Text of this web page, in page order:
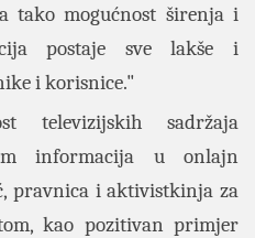
tako mogućnost širenja i
postaje sve lakše i
i korisnice."
televizijskih sadržaja
informacija u onlajn
pravnica i aktivistkinja za
kao pozitivan primjer